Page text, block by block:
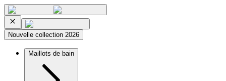
Nouvelle collection 2026
Maillots de bain